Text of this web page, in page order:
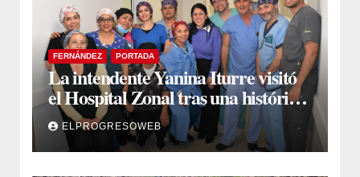
FERNÁNDEZ PORTADA
La intendente Yanina Iturre visitó
el Hospital Zonal tras una histórica
jornada de intervenciones
laparoscópicas
ELPROGRESOWEB